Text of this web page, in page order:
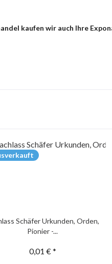
kaufen wir auch Ihre
Schäfer Urkunden, Orden,
Pionier -...
0,01 € *